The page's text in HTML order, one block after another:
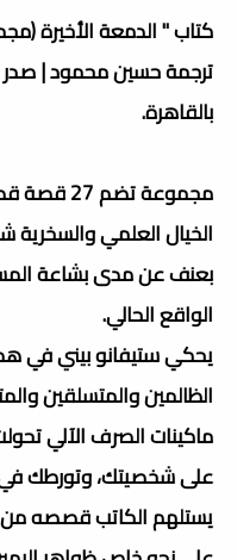
كتاب " الدمعة الأخيرة
ترجمة حسين محمود | صدر
بالقاهرة.
مجموعة
الخيال العلمي
بعنف عن مدى بشاعة
الواقع الحالي.
يحكي ستيفانو بيني في
الظالمين والمتسلقين
ماكينات الصرف الآلي
على شخصيتك، وتورطك
يستلهم الكاتب قصصه من